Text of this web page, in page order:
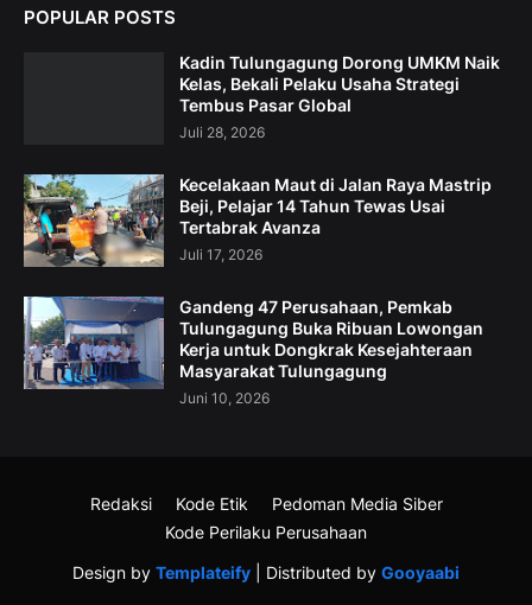
POPULAR POSTS
Kadin Tulungagung Dorong UMKM Naik
Kelas, Bekali Pelaku Usaha Strategi
Tembus Pasar Global
Juli 28, 2026
Kecelakaan Maut di Jalan Raya Mastrip
Beji, Pelajar 14 Tahun Tewas Usai
Tertabrak Avanza
Juli 17, 2026
Gandeng 47 Perusahaan, Pemkab
Tulungagung Buka Ribuan Lowongan
Kerja untuk Dongkrak Kesejahteraan
Masyarakat Tulungagung
Juni 10, 2026
Design by Templateify | Distributed by Gooyaabi
Redaksi Kode Etik
Pedoman Media Siber
Kode Perilaku Perusahaan